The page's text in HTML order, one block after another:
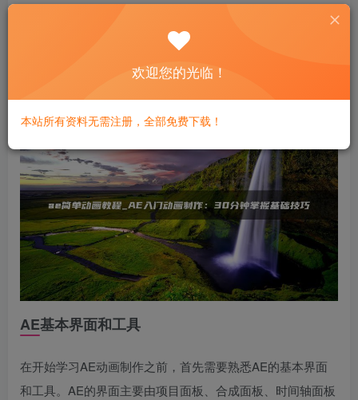
和动画制作技巧。文章将从三个方面进行详细阐述：介绍AE
的基本界面和工具；讲解如何创建和编辑关键帧动画；探讨
内容，您将能够快速上手AE，并制作出简单的动画作品。
AE基本界面和工具
在开始学习AE动画制作之前，首先需要熟悉AE的基本界面
和工具。AE的界面主要由项目面板、合成面板、时间轴面板
欢迎您的光临！
本站所有资料无需注册，全部免费下载！